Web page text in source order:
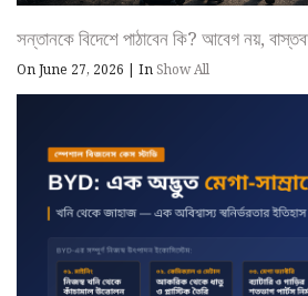
সন্তানকে বিদেশে পাঠাবেন কি? আবেগ নয়,
On June 27, 2026 | InShow All